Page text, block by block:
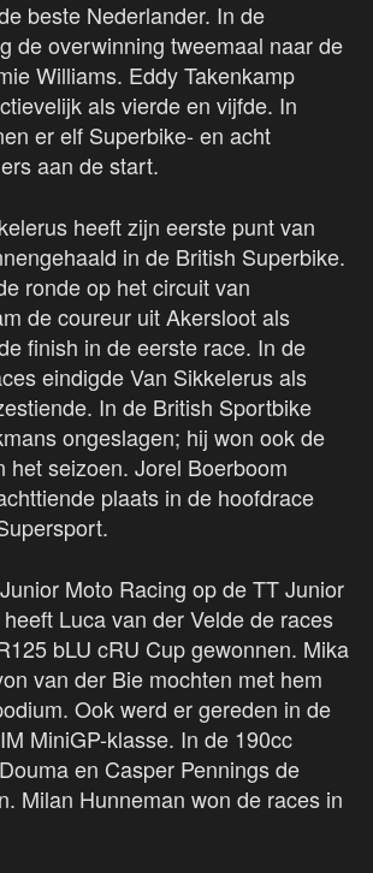
beste Nederlander. In de
de overwinning tweemaal naar de
Williams. Eddy Takenkamp
als vierde en vijfde. In
er elf Superbike- en acht
aan de start.
heeft zijn eerste punt van
in de British Superbike.
ronde op het circuit van
de coureur uit Akersloot als
finish in de eerste race. In de
eindigde Van Sikkelerus als
In de British Sportbike
ongeslagen; hij won ook de
het seizoen. Jorel Boerboom
plaats in de hoofdrace
Moto Racing op de TT Junior
Luca van der Velde de races
bLU cRU Cup gewonnen. Mika
van der Bie mochten met hem
Ook werd er gereden in de
MiniGP-klasse. In de 190cc
en Casper Pennings de
Milan Hunneman won de races in